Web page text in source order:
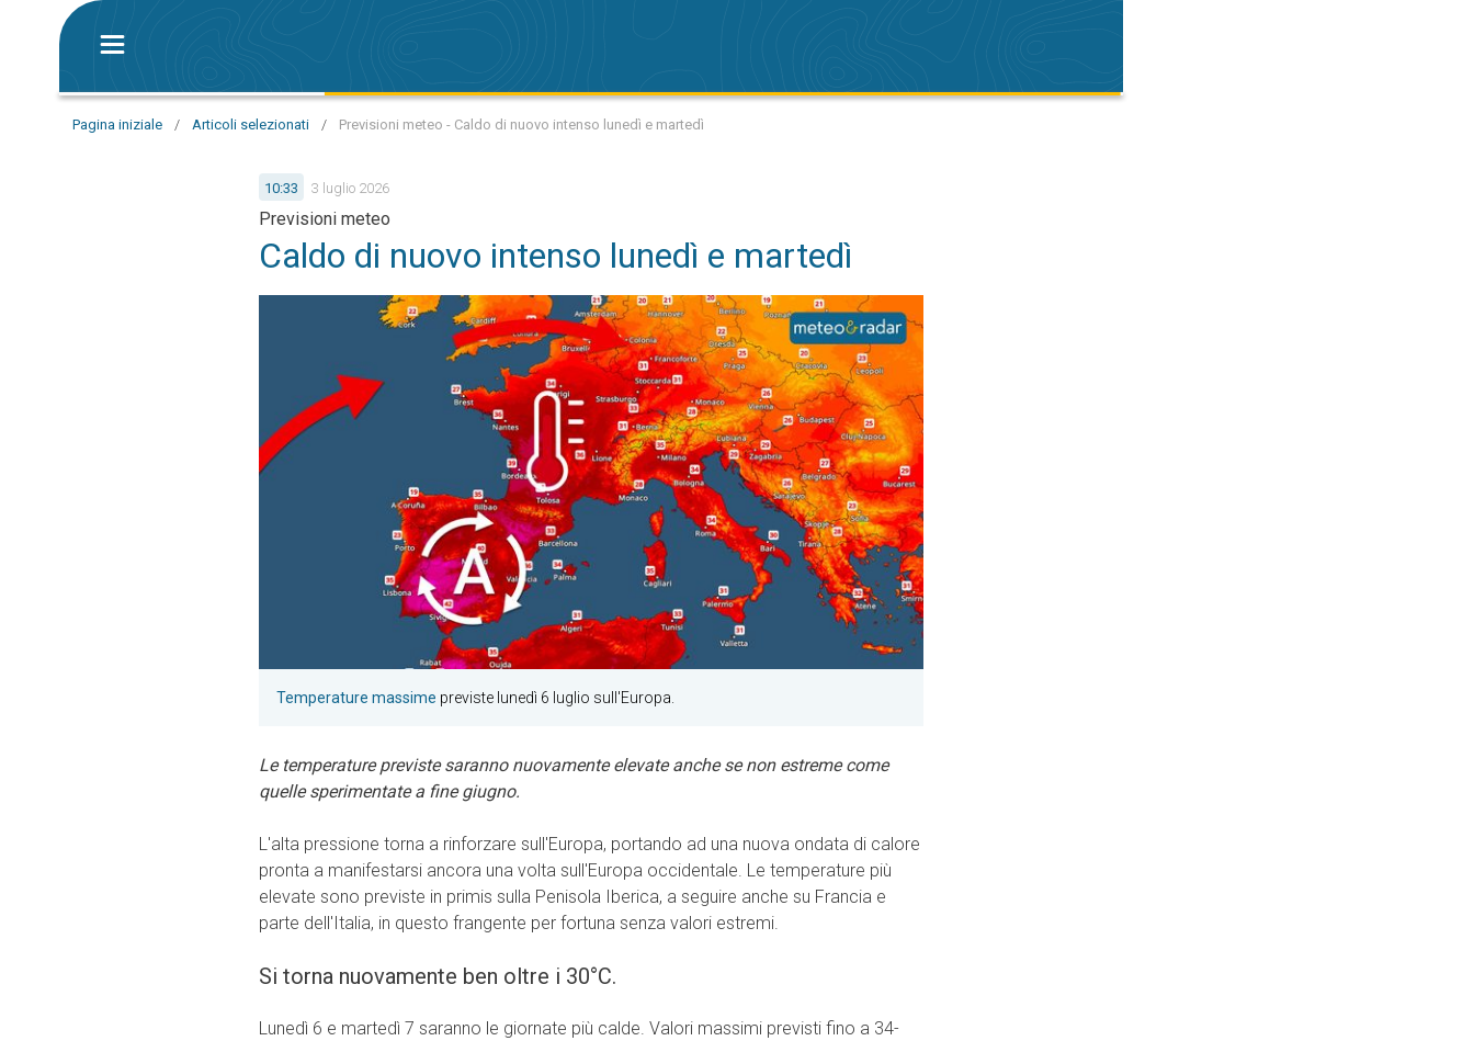
Pagina iniziale / Articoli selezionati / Previsioni meteo - Caldo di nuovo intenso lunedì e martedì
10:33 3 luglio 2026
Previsioni meteo
Caldo di nuovo intenso lunedì e martedì
Temperature massime previste lunedì 6 luglio sull'Europa.
Le temperature previste saranno nuovamente elevate anche se non estreme come
quelle sperimentate a fine giugno.
L'alta pressione torna a rinforzare sull'Europa, portando ad una nuova ondata di calore
pronta a manifestarsi ancora una volta sull'Europa occidentale. Le temperature più
elevate sono previste in primis sulla Penisola Iberica, a seguire anche su Francia e
parte dell'Italia, in questo frangente per fortuna senza valori estremi.
Si torna nuovamente ben oltre i 30°C.
Lunedì 6 e martedì 7 saranno le giornate più calde. Valori massimi previsti fino a 34-